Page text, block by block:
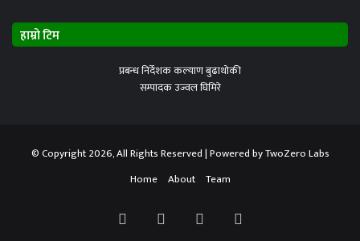
हाम्रो टिम
प्रबन्ध निर्देशक कल्याण बुढाथोकी
सम्पादक उज्वल घिमिरे
© Copyright 2026, All Rights Reserved | Powered byTwoZero Labs
Home
About Team
Facebook YouTube